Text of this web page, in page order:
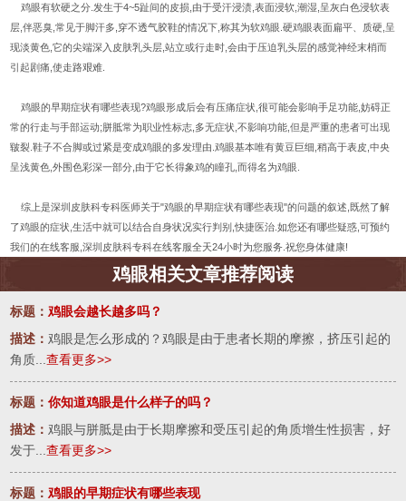
鸡眼有软硬之分.发生于4~5趾间的皮损,由于受汗浸渍,表面浸软,潮湿,呈灰白色浸软表
层,伴恶臭,常见于脚汗多,穿不透气胶鞋的情况下,称其为软鸡眼.硬鸡眼表面扁平、质硬,呈
现淡黄色,它的尖端深入皮肤乳头层,站立或行走时,会由于压迫乳头层的感觉神经末梢而
引起剧痛,使走路艰难.
鸡眼的早期症状有哪些表现?鸡眼形成后会有压痛症状,很可能会影响手足功能,妨碍正
常的行走与手部运动;胼胝常为职业性标志,多无症状,不影响功能,但是严重的患者可出现
皲裂.鞋子不合脚或过紧是变成鸡眼的多发理由.鸡眼基本唯有黄豆巨细,稍高于表皮,中央
呈浅黄色,外围色彩深一部分,由于它长得象鸡的瞳孔,而得名为鸡眼.
综上是深圳皮肤科专科医师关于"鸡眼的早期症状有哪些表现"的问题的叙述,既然了解
了鸡眼的症状,生活中就可以结合自身状况实行判别,快捷医治.如您还有哪些疑惑,可预约
我们的在线客服,深圳皮肤科专科在线客服全天24小时为您服务.祝您身体健康!
鸡眼相关文章推荐阅读
标题：鸡眼会越长越多吗？
描述：鸡眼是怎么形成的？鸡眼是由于患者长期的摩擦，挤压引起的
角质...查看更多>>
标题：你知道鸡眼是什么样子的吗？
描述：鸡眼与胼胝是由于长期摩擦和受压引起的角质增生性损害，好
发于...查看更多>>
标题：鸡眼的早期症状有哪些表现